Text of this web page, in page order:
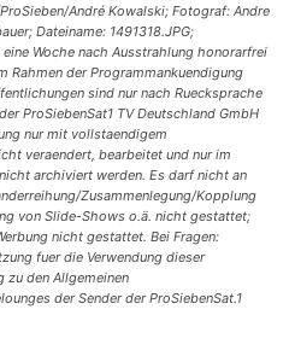
André Kowalski; Fotograf: Andre
Dateiname: 1491318.JPG;
Woche nach Ausstrahlung honorarfrei
Rahmen der Programmankuendigung
sind nur nach Ruecksprache
ProSiebenSat1 TV Deutschland GmbH
nur mit vollstaendigem
veraendert, bearbeitet und nur im
archiviert werden. Es darf nicht an
Zusammenlegung/Kopplung
von Slide-Shows o.ä. nicht gestattet;
nicht gestattet. Bei Fragen:
fuer die Verwendung dieser
zu den Allgemeinen
der Sender der ProSiebenSat.1